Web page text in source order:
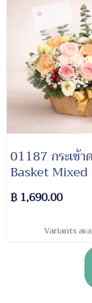
01187 กระเช้า
Basket
฿ 1,690.00
Variants